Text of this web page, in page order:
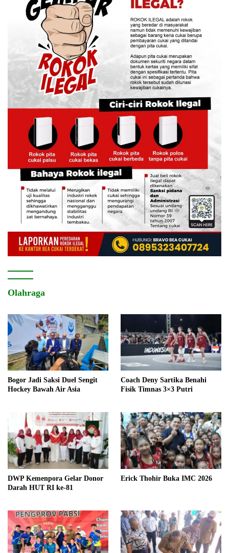
Olahraga
Bogor Jadi Saksi Duel Sengit
Hockey Bawah Air Asia
Coach Deny Sartika Benahi
Fisik Timnas 3×3 Putri
DWP Kemenpora Gelar Donor
Darah HUT RI ke-81
Erick Thohir Buka IMC 2026